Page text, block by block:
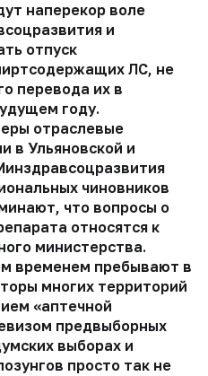
наперекор воле
и
отпуск
ЛС, не
перевода их в
году.
отраслевые
в Ульяновской и
чиновников
что вопросы о
относятся к
министерства.
временем пребывают в
многих территорий
«аптечной
предвыборных
выборах и
просто так не